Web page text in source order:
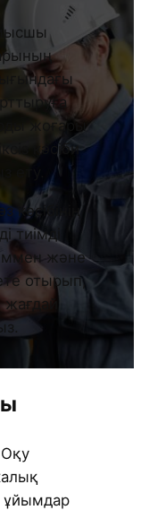
жоғары
кәсіби
ету.
кәсібінің
тиімді
және
отырып,
жағдай